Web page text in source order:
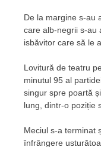
De la margine s-au
care alb-negrii s-au
isbăvitor care să le
Lovitură de teatru
minutul 95 al
singur spre poartă
lung, dintr-o poziție
Meciul s-a terminat
înfrângere